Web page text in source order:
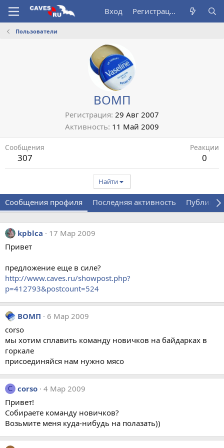
Вход Регистрация
Пользователи
ВОМП
Регистрация 29 Авг 2007
Активность 11 Май 2009
Сообщения
307
Реакции
0
Найти
Сообщения профиля Последняя активность
kpblca
17 Мар 2009
Привет
предложение еще в силе?
http://www.caves.ru/showpost.php?
p=412793&postcount=524
ВОМП
6 Мар 2009
corso
мы хотим сплавить команду новичков на байдарках в
горкале
присоединяйся нам нужно мясо
C corso 4 Мар 2009
Привет!
Собираете команду новичков?
Возьмите меня куда-нибудь на полазать))